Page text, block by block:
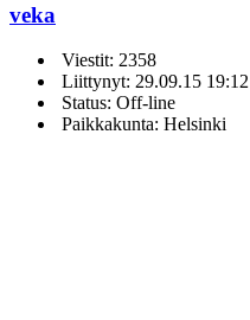
veka
Viestit: 2358
Liittynyt: 29.09.15 19:12
Status: Off-line
Paikkakunta: Helsinki